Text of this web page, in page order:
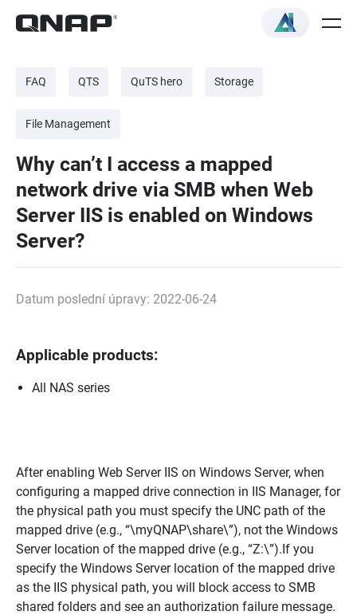
FAQ QTS QuTS hero Storage
File Management
Why can’t I access a mapped
network drive via SMB when Web
Server IIS is enabled on Windows
Server?
Datum poslední úpravy: 2022-06-24
Applicable products:
All NAS series
After enabling Web Server IIS on Windows Server, when
configuring a mapped drive connection in IIS Manager, for
the physical path you must specify the UNC path of the
mapped drive (e.g., “\myQNAP\share\”), not the Windows
Server location of the mapped drive (e.g., “Z:\”).If you
specify the Windows Server location of the mapped drive
as the IIS physical path, you will block access to SMB
shared folders and see an authorization failure message.